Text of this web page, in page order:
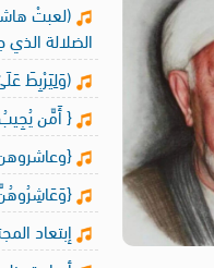
(لعبتْ
الضلالة
(وَلِيَرْبِطَ
{ أَمَّن
{وعاشروهن
{وَعَاشِرُوهُنَّ
إبتعاد